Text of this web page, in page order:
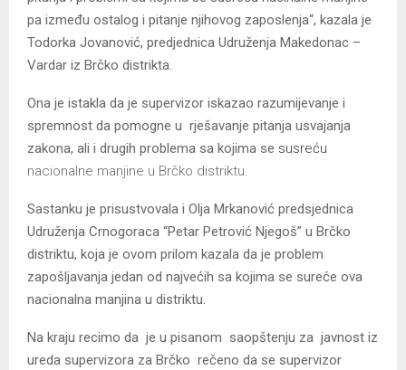
pa između ostalog i pitanje njihovog zaposlenja“, kazala je
Todorka Jovanović, predjednica Udruženja Makedonac –
Vardar iz Brčko distrikta.
Ona je istakla da je supervizor iskazao razumijevanje i
spremnost da pomogne u rješavanje pitanja usvajanja
zakona, ali i drugih problema sa kojima se susreću
nacionalne manjine u Brčko distriktu.
Sastanku je prisustvovala i Olja Mrkanović predsjednica
Udruženja Crnogoraca “Petar Petrović Njegoš” u Brčko
distriktu, koja je ovom prilom kazala da je problem
zapošljavanja jedan od najvećih sa kojima se sureće ova
nacionalna manjina u distriktu.
Na kraju recimo da je u pisanom saopštenju za javnost iz
ureda supervizora za Brčko rečeno da se supervizor